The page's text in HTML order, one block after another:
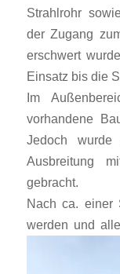
Strahlrohr
der Zugang
erschwert
Einsatz bis die
Im
vorhandene
Jedoch
Ausbreitung
gebracht.
Nach ca. einer
werden und